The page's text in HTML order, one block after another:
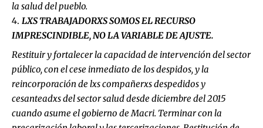
la salud del pueblo.
LXS TRABAJADORXS SOMOS EL RECURSO
IMPRESCINDIBLE, NO LA VARIABLE DE AJUSTE.
Restituir y fortalecer la capacidad de intervención del sector
público, con el cese inmediato de los despidos, y la
reincorporación de lxs compañerxs despedidos y
cesanteadxs del sector salud desde diciembre del 2015
cuando asume el gobierno de Macri. Terminar con la